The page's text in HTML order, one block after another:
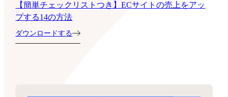
【簡単チェックリストつき】ECサイトの売上をアッ
プする14の方法
ダウンロードする